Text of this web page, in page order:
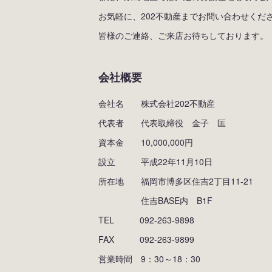
お気軽に、202不動産までお問い合わせくだ
皆様のご連絡、ご来店お待ちしております。
会社概要
会社名 株式会社202不動産
代表者 代表取締役 金子 匡
資本金 10,000,000円
設立 平成22年11月10日
所在地 福岡市博多区住吉2丁目11-21
住吉BASE内 B1F
TEL 092-263-9898
FAX 092-263-9899
営業時間 9：30～18：30